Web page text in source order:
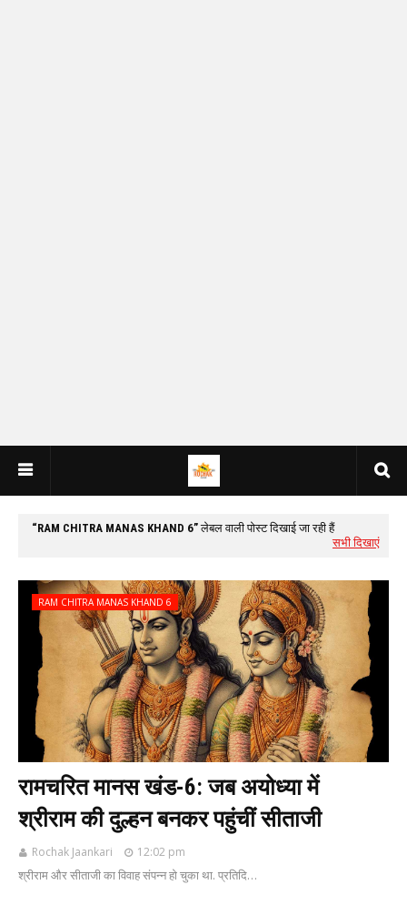
RAM CHITRA MANAS KHAND 6 लेबल वाली पोस्ट दिखाई जा रही हैं
सभी दिखाएं
RAM CHITRA MANAS KHAND 6
रामचरित मानस खंड-6: जब अयोध्या में
श्रीराम की दुल्हन बनकर पहुंचीं सीताजी
Rochak Jaankari 12:02 pm
श्रीराम और सीताजी का विवाह संपन्न हो चुका था. प्रतिदि…